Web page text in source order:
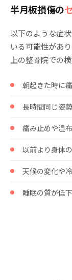
半月板損傷の
以下のような症
いる可能性があ
上の整骨院での
朝起きた時に
長時間同じ姿
痛み止めや湿
以前より身体
天候の変化や
睡眠の質が低